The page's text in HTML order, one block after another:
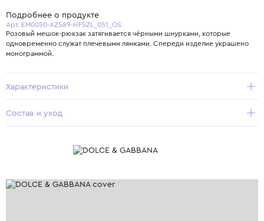
Подробнее о продукте
Арт. EM0050-AZ589-HF5ZL_051_OS
Розовый мешок-рюкзак затягивается чёрными шнурками, которые
одновременно служат плечевыми лямками. Спереди изделие украшено
монограммой.
Характеристики
Состав и уход